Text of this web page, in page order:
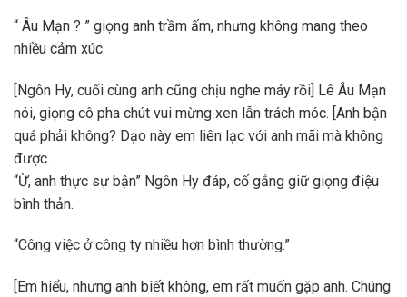
“ Âu Mạn ? ” giọng anh trầm ấm, nhưng không mang theo
nhiều cảm xúc.
[Ngôn Hy, cuối cùng anh cũng chịu nghe máy rồi] Lê Âu Mạn
nói, giọng cô pha chút vui mừng xen lẫn trách móc. [Anh bận
quá phải không? Dạo này em liên lạc với anh mãi mà không
được.
“Ừ, anh thực sự bận” Ngôn Hy đáp, cố gắng giữ giọng điệu
bình thản.
“Công việc ở công ty nhiều hơn bình thường.”
[Em hiểu, nhưng anh biết không, em rất muốn gặp anh. Chúng